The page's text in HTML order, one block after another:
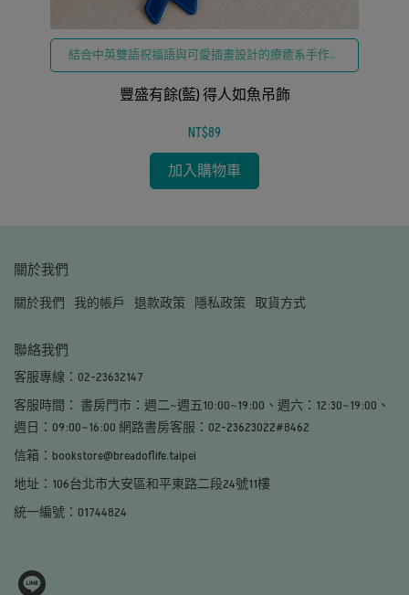
結合中英雙語祝福語與可愛插畫設計的療癒系手作縫
製吊飾
豐盛有餘(藍) 得人如魚吊飾
NT$89
加入購物車
關於我們
關於我們 我的帳戶 退款政策 隱私政策 取貨方式
聯絡我們
客服專線：02-23632147
客服時間： 書房門市：週二~週五10:00~19:00、週六：12:30~19:00、
週日：09:00~16:00 網路書房客服：02-23623022#8462
信箱：bookstore@breadoflife.taipei
地址：106台北市大安區和平東路二段24號11樓
統一編號：01744824